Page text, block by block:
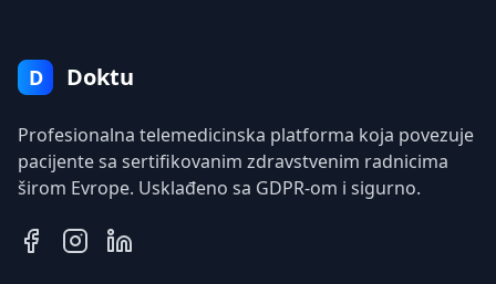
D Doktu
Profesionalna telemedicinska platforma koja povezuje
pacijente sa sertifikovanim zdravstvenim radnicima
širom Evrope. Usklađeno sa GDPR-om i sigurno.